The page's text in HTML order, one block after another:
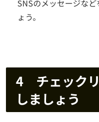
SNSのメッセージな
ょう。
4 チェック
しましょう